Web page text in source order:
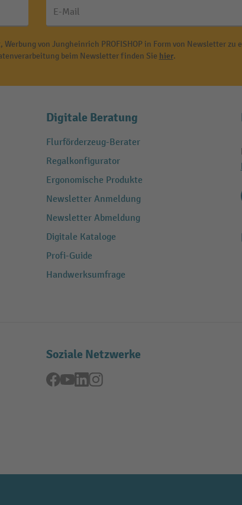
E-Mail
von Jungheinrich PROFISHOP in Form von Newsletter zu
beim Newsletter finden Sie hier.
Digitale Beratung
Flurförderzeug-Berater
Regalkonfigurator
Ergonomische Produkte
Newsletter Anmeldung
Newsletter Abmeldung
Digitale Kataloge
Profi-Guide
Handwerksumfrage
Soziale Netzwerke
Facebook
YouTubeLinkedInInstagram